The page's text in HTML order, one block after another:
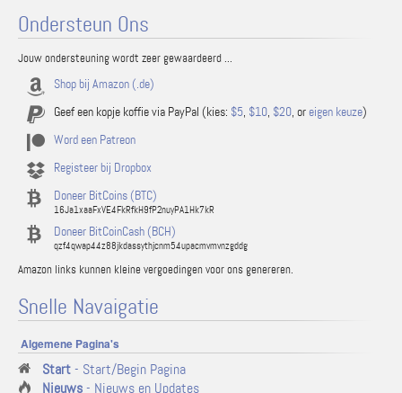
Ondersteun Ons
Jouw ondersteuning wordt zeer gewaardeerd ...
Shop bij Amazon (.de)
Geef een kopje koffie via PayPal (kies: $5, $10, $20, or eigen keuze)
Word een Patreon
Registeer bij Dropbox
Doneer BitCoins (BTC)
16Ja1xaaFxVE4FkRfkH9fP2nuyPA1Hk7kR
Doneer BitCoinCash (BCH)
qzf4qwap44z88jkdassythjcnm54upacmvmvnzgddg
Amazon links kunnen kleine vergoedingen voor ons genereren.
Snelle Navaigatie
Algemene Pagina's
Start- Start/Begin Pagina
Nieuws- Nieuws en Updates